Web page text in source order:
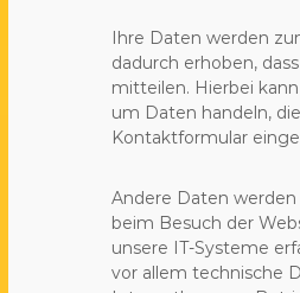
Ihre Daten werden
dadurch erhoben,
mitteilen. Hierbei kann
um Daten handeln,
Kontaktformular
Andere Daten
beim Besuch der
unsere IT-Systeme
vor allem technische